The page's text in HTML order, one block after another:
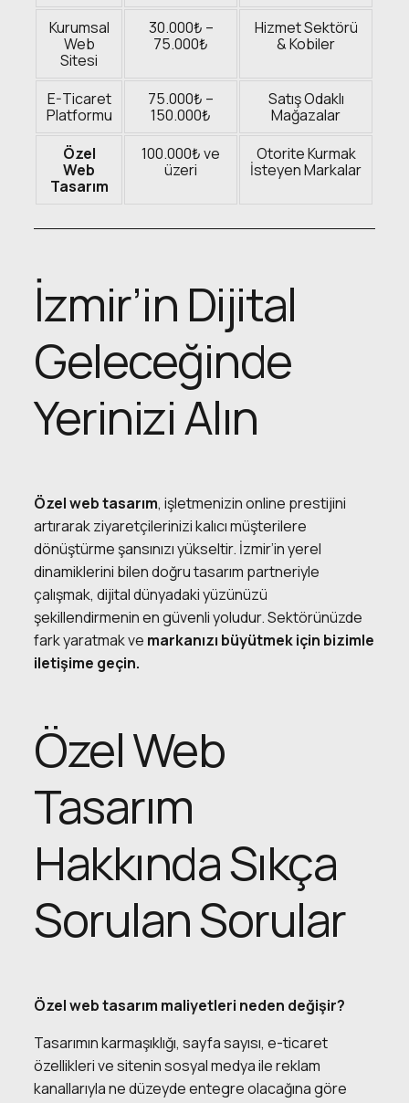
Kurumsal
Web
Sitesi
30.000₺ –
75.000₺
Hizmet Sektörü
& Kobiler
E-Ticaret
Platformu
75.000₺ –
150.000₺
Satış Odaklı
Mağazalar
Özel
Web
Tasarım
100.000₺ ve
üzeri
Otorite Kurmak
İsteyen Markalar
İzmir’in Dijital
Geleceğinde
Yerinizi Alın
Özel web tasarım, işletmenizin online prestijini
artırarak ziyaretçilerinizi kalıcı müşterilere
dönüştürme şansınızı yükseltir. İzmir’in yerel
dinamiklerini bilen doğru tasarım partneriyle
çalışmak, dijital dünyadaki yüzünüzü
şekillendirmenin en güvenli yoludur. Sektörünüzde
fark yaratmak ve markanızı büyütmek için bizimle
iletişime geçin.
Özel Web
Tasarım
Hakkında Sıkça
Sorulan Sorular
Özel web tasarım maliyetleri neden değişir?
Tasarımın karmaşıklığı, sayfa sayısı, e-ticaret
özellikleri ve sitenin sosyal medya ile reklam
kanallarıyla ne düzeyde entegre olacağına göre